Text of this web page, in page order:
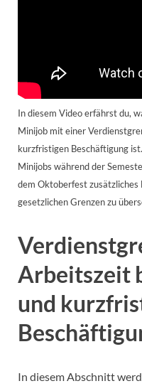
In diesem Video erfährst du,
Minijob mit einer
kurzfristigen Beschäftigung
Minijobs während der
dem Oktoberfest zusätzliches
gesetzlichen Grenzen zu
Arbeitszeit
und
In diesem Abschnitt